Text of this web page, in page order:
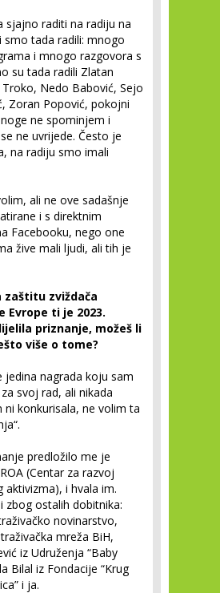
sjajno raditi na radiju na
smo tada radili: mnogo
i mnogo razgovora s
su tada radili Zlatan
Troko, Nedo Babović, Sejo
Zoran Popović, pokojni
ne spominjem i
ne uvrijede. Često je
na radiju smo imali
ali ne ove sadašnje
i s direktnim
Facebooku, nego one
žive mali ljudi, ali tih je
zaštitu zviždača
Evrope ti je 2023.
priznanje, možeš li
više o tome?
jedina nagrada koju sam
svoj rad, ali nikada
ni konkurisala, ne volim ta
predložilo me je
(Centar za razvoj
aktivizma), i hvala im.
zbog ostalih dobitnika:
novinarstvo,
mreža BiH,
iz Udruženja “Baby
Bilal iz Fondacije “Krug
i ja.